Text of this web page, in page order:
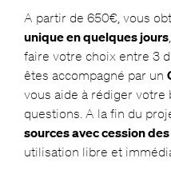
A partir de 650€, vous
unique en quelques jours
faire votre choix entre 3
êtes accompagné par un
vous aide à rédiger
questions. A la fin du
sources avec cession
utilisation libre et